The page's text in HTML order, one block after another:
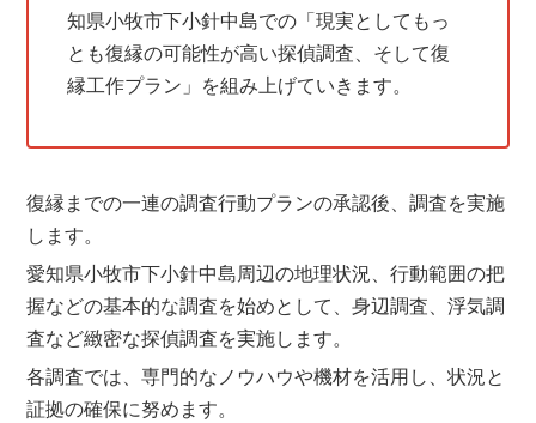
知県小牧市下小針中島での「現実としてもっ
とも復縁の可能性が高い探偵調査、そして復
縁工作プラン」を組み上げていきます。
復縁までの一連の調査行動プランの承認後、調査を実施
します。
愛知県小牧市下小針中島周辺の地理状況、行動範囲の把
握などの基本的な調査を始めとして、身辺調査、浮気調
査など緻密な探偵調査を実施します。
各調査では、専門的なノウハウや機材を活用し、状況と
証拠の確保に努めます。